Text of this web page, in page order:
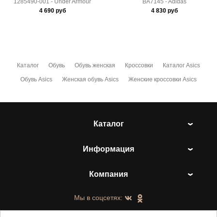
4 690руб
4 830 руб
Каталог Обувь Обувь женская Кроссовки Каталог Asics
Обувь Asics Женская обувь Asics Женские кроссовки Asics
Каталог
Информация
Компания
Мы в соцсетях: